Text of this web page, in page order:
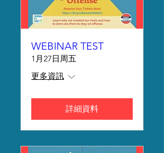
WEBINAR TEST
1月27日周五
更多資訊
詳細資料